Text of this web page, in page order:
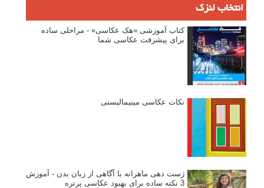
انتخاب لنزک
کتاب آموزشی «هک عکاسی» - مراحلی ساده
برای پیشرفت عکاسی شما
نکات عکاسی مینیمالیستی
ژست دهی ماهرانه با آگاهی از زبان بدن - آموزش
3 نکته ساده برای بهبود عکاسی پرتره